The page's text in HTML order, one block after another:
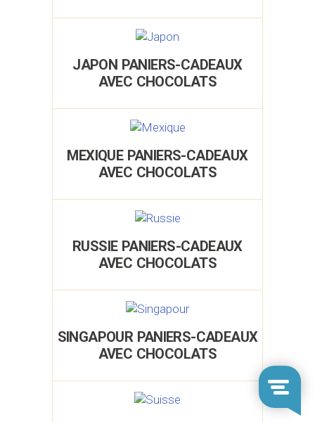
JAPON PANIERS-CADEAUX
AVEC CHOCOLATS
MEXIQUE PANIERS-CADEAUX
AVEC CHOCOLATS
RUSSIE PANIERS-CADEAUX
AVEC CHOCOLATS
SINGAPOUR PANIERS-CADEAUX
AVEC CHOCOLATS